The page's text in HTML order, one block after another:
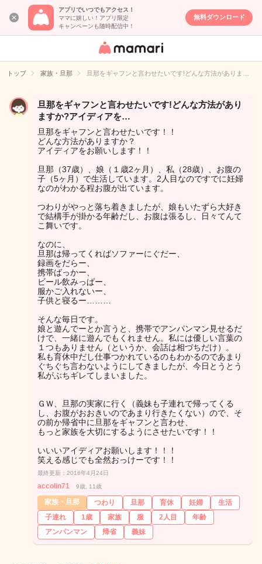
アプリでいつでもアクセス！
ママに嬉しい！アプリ限定
キャンペーンも随時配信中！
無料ダウンロード
女性専用匿名QA
イト
トップ 家族・旦那 旦那をギャフンと言わせたいです!どんな方法がありま…
旦那をギャフンと言わせたいです!どんな方法があり
ますか?アイディアを…
旦那をギャフンと言わせたいです！！
どんな方法がありますか？
アイディアをお願いします！！
旦那（37歳）、娘（１歳2ヶ月）、私（28歳）、お腹の
子（5ヶ月）で生活しています。2人目なのですでに妊婦
なのがわかる程お腹が出ています。
つわりがやっと落ち着きましたが、娘もいたずら大好き
で結構手が掛かる年齢だし、お腹は張るし、日々てんて
こ舞いです。
なのに、
旦那は帰ってくればソファーにぐだー、
録画をだらー、
携帯ばっかー、
ビール飲みっぱー、
服かご入れないー、
子供と寝るー………
そんな毎日です。
娘と遊んでーとか言うと、携帯でアンパンマン見せるだ
けで、一緒に遊んでもくれません。私には優しい言葉の
１つもありません（というか、会話は相づちだけ）。
私も育休中だし仕事つかれているのもわかるのであまり
ぐちぐち言わないようにしてきましたが、今日とうとう
私がぶちギレてしまいました。
ＧＷ、旦那の実家に行く（義妹も子連れで帰ってくる
し、お腹がおおきいのであまり行きたくない）ので、そ
の前か帰省中に旦那をギャフンと言わせ、
もっと家族を大切にするようにさせたいです！！
いいいアイディアお願いします！！！
笑える感じでも全然おっけーです！！
最終更新：2016年4月24日
accolin71 9歳, 11歳
家族・旦那 つわり 旦那 育休 妊婦
生活
子連れ
1歳 家族 服 2人目
年齢
アンパンマン
帰省 義妹